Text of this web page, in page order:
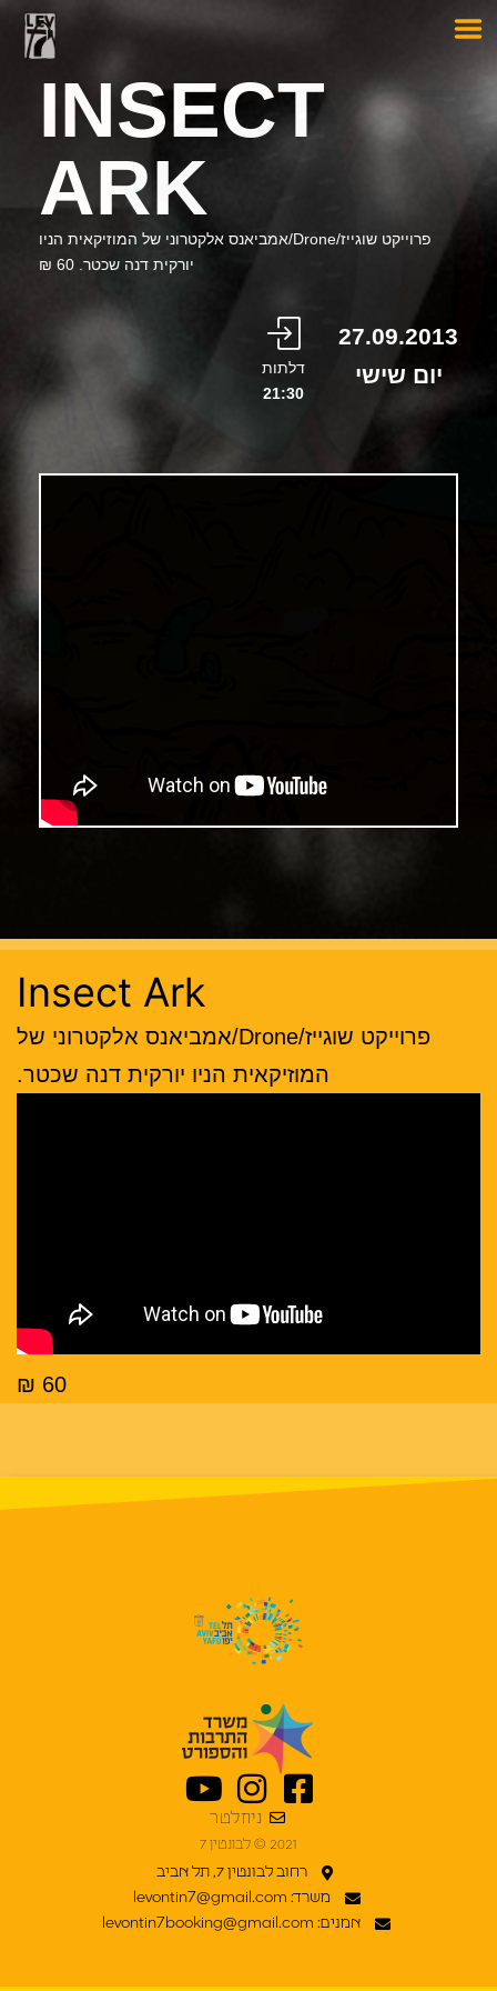
INSECT
ARK
פרוייקט שוגייז/Drone/אמביאנס אלקטרוני של המוזיקאית הניו
יורקית דנה שכטר. 60 ₪
27.09.2013
יום שישי
דלתות
21:30
Insect Ark
פרוייקט שוגייז/Drone/אמביאנס אלקטרוני של
המוזיקאית הניו יורקית דנה שכטר.
60 ₪
רחוב לבונטין 7, תל אביב
משרד: levontin7@gmail.com
אמנים: levontin7booking@gmail.com
ניוזלטר
2021 © לבונטין 7